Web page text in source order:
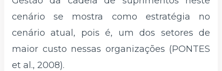
cenário se mostra como estratégia no
cenário atual, pois é, um dos setores de
maior custo nessas organizações (PONTES
et al., 2008).